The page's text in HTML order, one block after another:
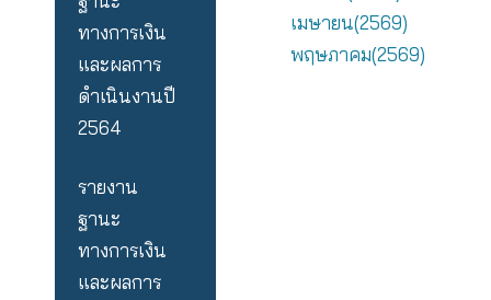
ฐานะ
ทางการเงิน
และผลการ
ดำเนินงานปี
2565
รายงาน
ฐานะ
มีนาคม(2569)
เมษายน(2569)